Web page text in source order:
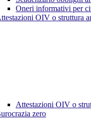
Oneri informativi per
OIV o struttura
Attestazioni OIV o
zero